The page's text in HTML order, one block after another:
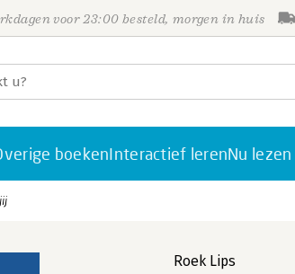
voor 23:00 besteld, morgen in huis
boekenInteractief lerenNu lezen
Roek Lips